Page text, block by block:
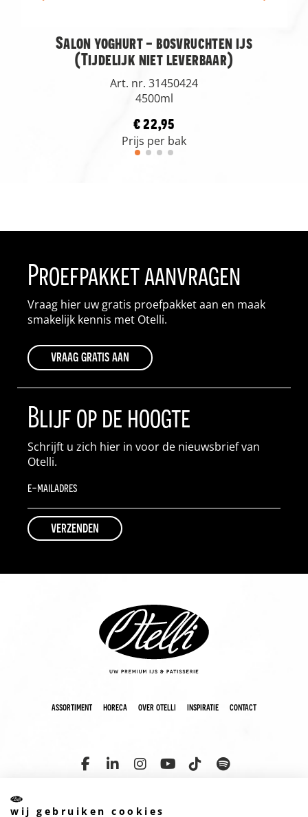
Salon yoghurt - bosvruchten ijs
(Tijdelijk niet leverbaar)
Art. nr. 31450424
4500ml
€ 22,95
Prijs per bak
Proefpakket aanvragen
Vraag hier uw gratis proefpakket aan en maak
smakelijk kennis met Otelli.
vraag gratis aan
Blijf op de hoogte
Schrijft u zich hier in voor de nieuwsbrief van
Otelli.
assortiment horeca over otelli inspiratie contact
wij gebruiken cookies